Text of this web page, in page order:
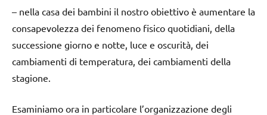
– nella casa dei bambini il nostro obiettivo è aumentare la
consapevolezza dei fenomeno fisico quotidiani, della
successione giorno e notte, luce e oscurità, dei
cambiamenti di temperatura, dei cambiamenti della
stagione.
Esaminiamo ora in particolare l’organizzazione degli